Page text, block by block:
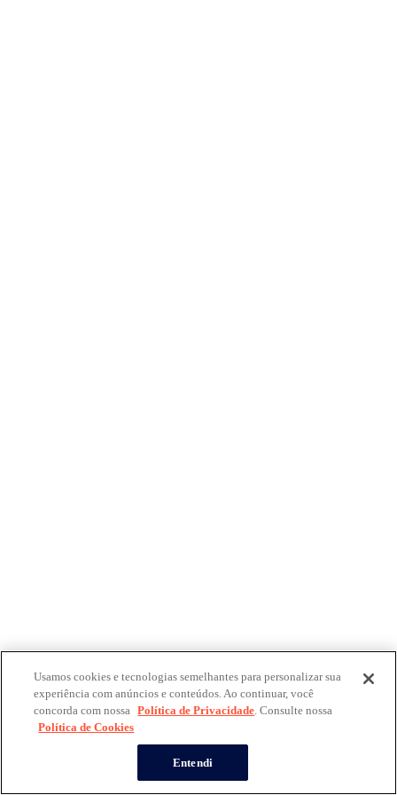
Usamos cookies e tecnologias semelhantes para personalizar sua
experiência com anúncios e conteúdos. Ao continuar, você
concorda com nossa Política de Privacidade. Consulte nossa
Política de Cookies
Entendi